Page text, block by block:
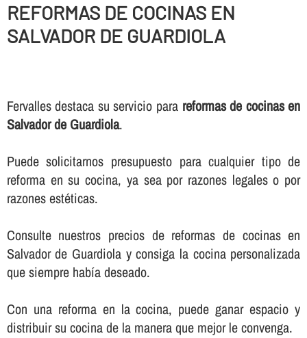
REFORMAS DE COCINAS EN
SALVADOR DE GUARDIOLA
Fervalles destaca su servicio para reformas de cocinas en
Salvador de Guardiola.
Puede solicitarnos presupuesto para cualquier tipo de
reforma en su cocina, ya sea por razones legales o por
razones estéticas.
Consulte nuestros precios de reformas de cocinas en
Salvador de Guardiola y consiga la cocina personalizada
que siempre habí­a deseado.
Con una reforma en la cocina, puede ganar espacio y
distribuir su cocina de la manera que mejor le convenga.